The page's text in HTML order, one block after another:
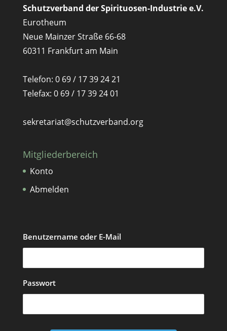
Schutzverband der Spirituosen-Industrie e.V.
Eurotheum
Neue Mainzer Straße 66-68
60311 Frankfurt am Main
Telefon: 0 69 / 17 39 24 21
Telefax: 0 69 / 17 39 24 01
sekretariat@schutzverband.org
Mitgliederbereich
Konto
Abmelden
Benutzername oder E-Mail
Passwort